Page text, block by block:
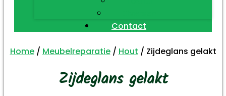
Contact
Home/ Meubelreparatie/ Hout / Zijdeglans gelakt
Zijdeglans gelakt